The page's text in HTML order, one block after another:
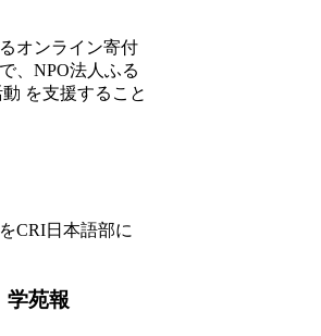
オンライン寄付
、NPO法人ふる
を支援すること
CRI日本語部に
苑報